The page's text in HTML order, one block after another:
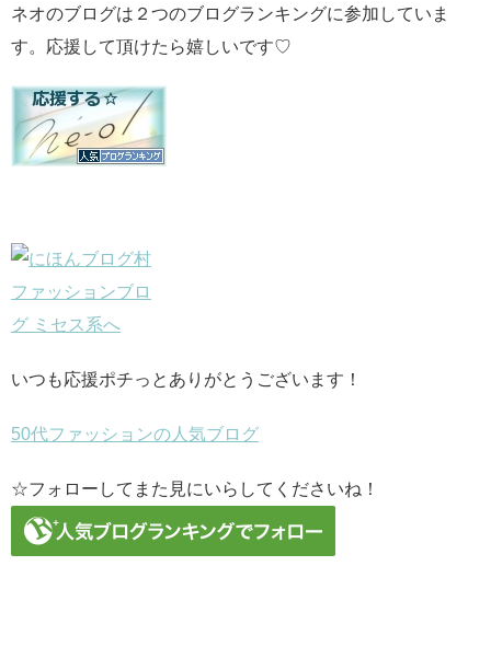
ネオのブログは２つのブログランキングに参加していま
す。応援して頂けたら嬉しいです♡
いつも応援ポチっとありがとうございます！
50代ファッションの人気ブログ
☆フォローしてまた見にいらしてくださいね！